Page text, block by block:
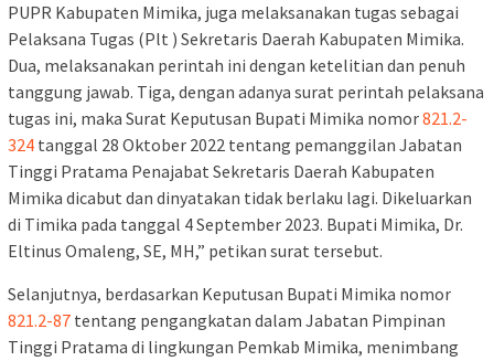
PUPR Kabupaten Mimika, juga melaksanakan tugas sebagai
Pelaksana Tugas (Plt ) Sekretaris Daerah Kabupaten Mimika.
Dua, melaksanakan perintah ini dengan ketelitian dan penuh
tanggung jawab. Tiga, dengan adanya surat perintah pelaksana
tugas ini, maka Surat Keputusan Bupati Mimika nomor821.2-
324 tanggal 28 Oktober 2022 tentang pemanggilan Jabatan
Tinggi Pratama Penajabat Sekretaris Daerah Kabupaten
Mimika dicabut dan dinyatakan tidak berlaku lagi. Dikeluarkan
di Timika pada tanggal 4 September 2023. Bupati Mimika, Dr.
Eltinus Omaleng, SE, MH,” petikan surat tersebut.
Selanjutnya, berdasarkan Keputusan Bupati Mimika nomor
821.2-87 tentang pengangkatan dalam Jabatan Pimpinan
Tinggi Pratama di lingkungan Pemkab Mimika, menimbang